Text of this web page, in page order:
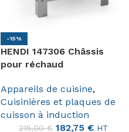
-15%
HENDI 147306 Châssis
pour réchaud
Appareils de cuisine,
Cuisinières et plaques de
cuisson à induction
215,00€ 182,75 € HT